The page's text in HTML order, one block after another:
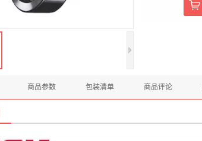
商品参数 包装清单 商品评论